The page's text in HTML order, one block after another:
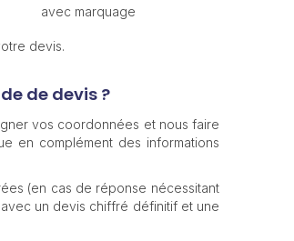
avec marquage
devis.
de devis ?
vos coordonnées et nous faire
en complément des informations
(en cas de réponse nécessitant
un devis chiffré définitif et une